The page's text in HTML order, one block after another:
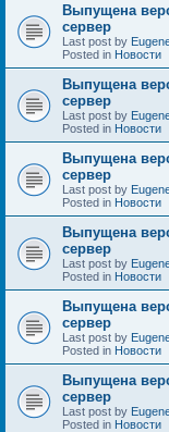
Выпущена
сервер
Last post by
Posted in Новости
Выпущена
сервер
Last post by
Posted in Новости
Выпущена
сервер
Last post by
Posted in Новости
Выпущена
сервер
Last post by
Posted in Новости
Выпущена
сервер
Last post by
Posted in Новости
Выпущена
сервер
Last post by
Posted in Новости